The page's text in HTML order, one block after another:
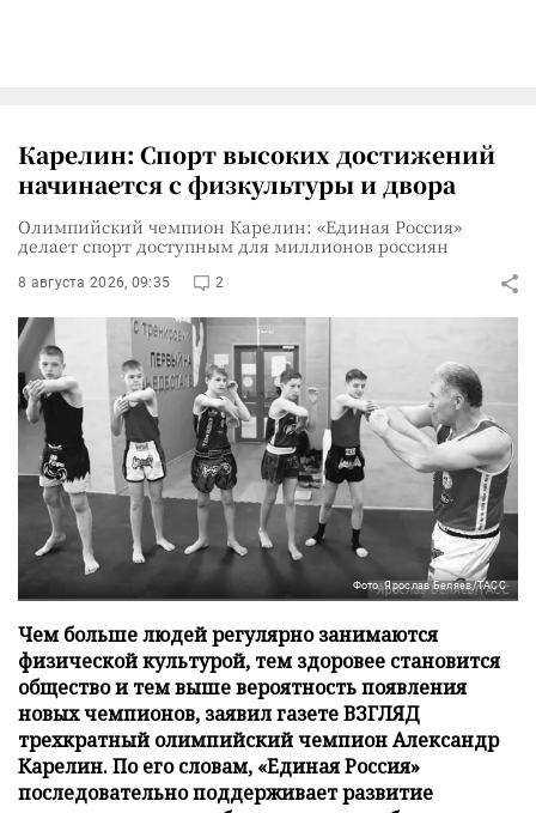
Карелин: Спорт высоких достижений
начинается с физкультуры и двора
Олимпийский чемпион Карелин: «Единая Россия»
делает спорт доступным для миллионов россиян
8 августа 2026, 09:35 2
Фото: Ярослав Беляев/ТАСС
Чем больше людей регулярно занимаются
физической культурой, тем здоровее становится
общество и тем выше вероятность появления
новых чемпионов, заявил газете ВЗГЛЯД
трехкратный олимпийский чемпион Александр
Карелин. По его словам, «Единая Россия»
последовательно поддерживает развитие